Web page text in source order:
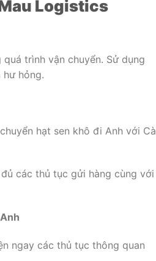
Logistics
trình vận chuyển. Sử dụng
hỏng.
hạt sen khô đi Anh với Cà
các thủ tục gửi hàng cùng với
ngay các thủ tục thông quan